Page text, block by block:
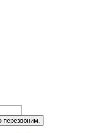
перезвоним.